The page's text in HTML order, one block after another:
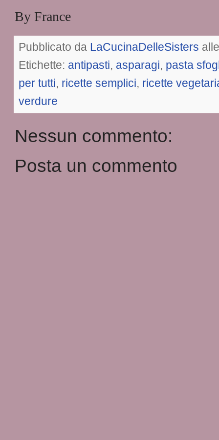
By France
Pubblicato da LaCucinaDelleSisters
Etichette: antipasti, asparagi, pasta
per tutti, ricette semplici, ricette
verdure
Nessun commento:
Posta un commento